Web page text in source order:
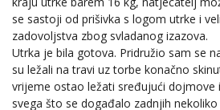
se sastoji od prišivka s logom utrke i
zadovoljstva zbog svladanog izazova.
Utrka je bila gotova. Pridružio sam se
su ležali na travi uz torbe konačno
vrijeme ostao ležati sređujući dojmove
svega što se događalo zadnjih nekoliko